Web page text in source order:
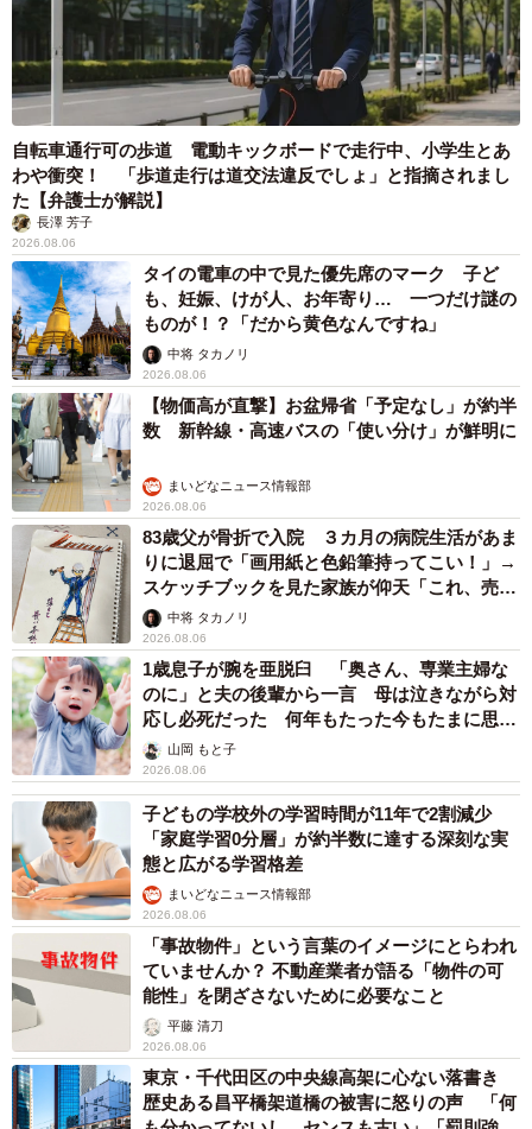
自転車通行可の歩道 電動キックボードで走行中、小学生とあ
わや衝突！ 「歩道走行は道交法違反でしょ」と指摘されまし
た【弁護士が解説】
長澤 芳子
2026.08.06
タイの電車の中で見た優先席のマーク 子ど
も、妊娠、けが人、お年寄り… 一つだけ謎の
ものが！？「だから黄色なんですね」
中将 タカノリ
2026.08.06
【物価高が直撃】お盆帰省「予定なし」が約半
数 新幹線・高速バスの「使い分け」が鮮明に
まいどなニュース情報部
2026.08.06
83歳父が骨折で入院 ３カ月の病院生活があま
りに退屈で「画用紙と色鉛筆持ってこい！」→
スケッチブックを見た家族が仰天「これ、売れ
ますよ…」
中将 タカノリ
2026.08.06
1歳息子が腕を亜脱臼 「奥さん、専業主婦な
のに」と夫の後輩から一言 母は泣きながら対
応し必死だった 何年もたった今もたまに思い
出し…山岡 もと子
2026.08.06
子どもの学校外の学習時間が11年で2割減少
「家庭学習0分層」が約半数に達する深刻な実
態と広がる学習格差
まいどなニュース情報部
2026.08.06
「事故物件」という言葉のイメージにとらわれ
ていませんか？ 不動産業者が語る「物件の可
能性」を閉ざさないために必要なこと
平藤 清刀
2026.08.06
東京・千代田区の中央線高架に心ない落書き
歴史ある昌平橋架道橋の被害に怒りの声 「何